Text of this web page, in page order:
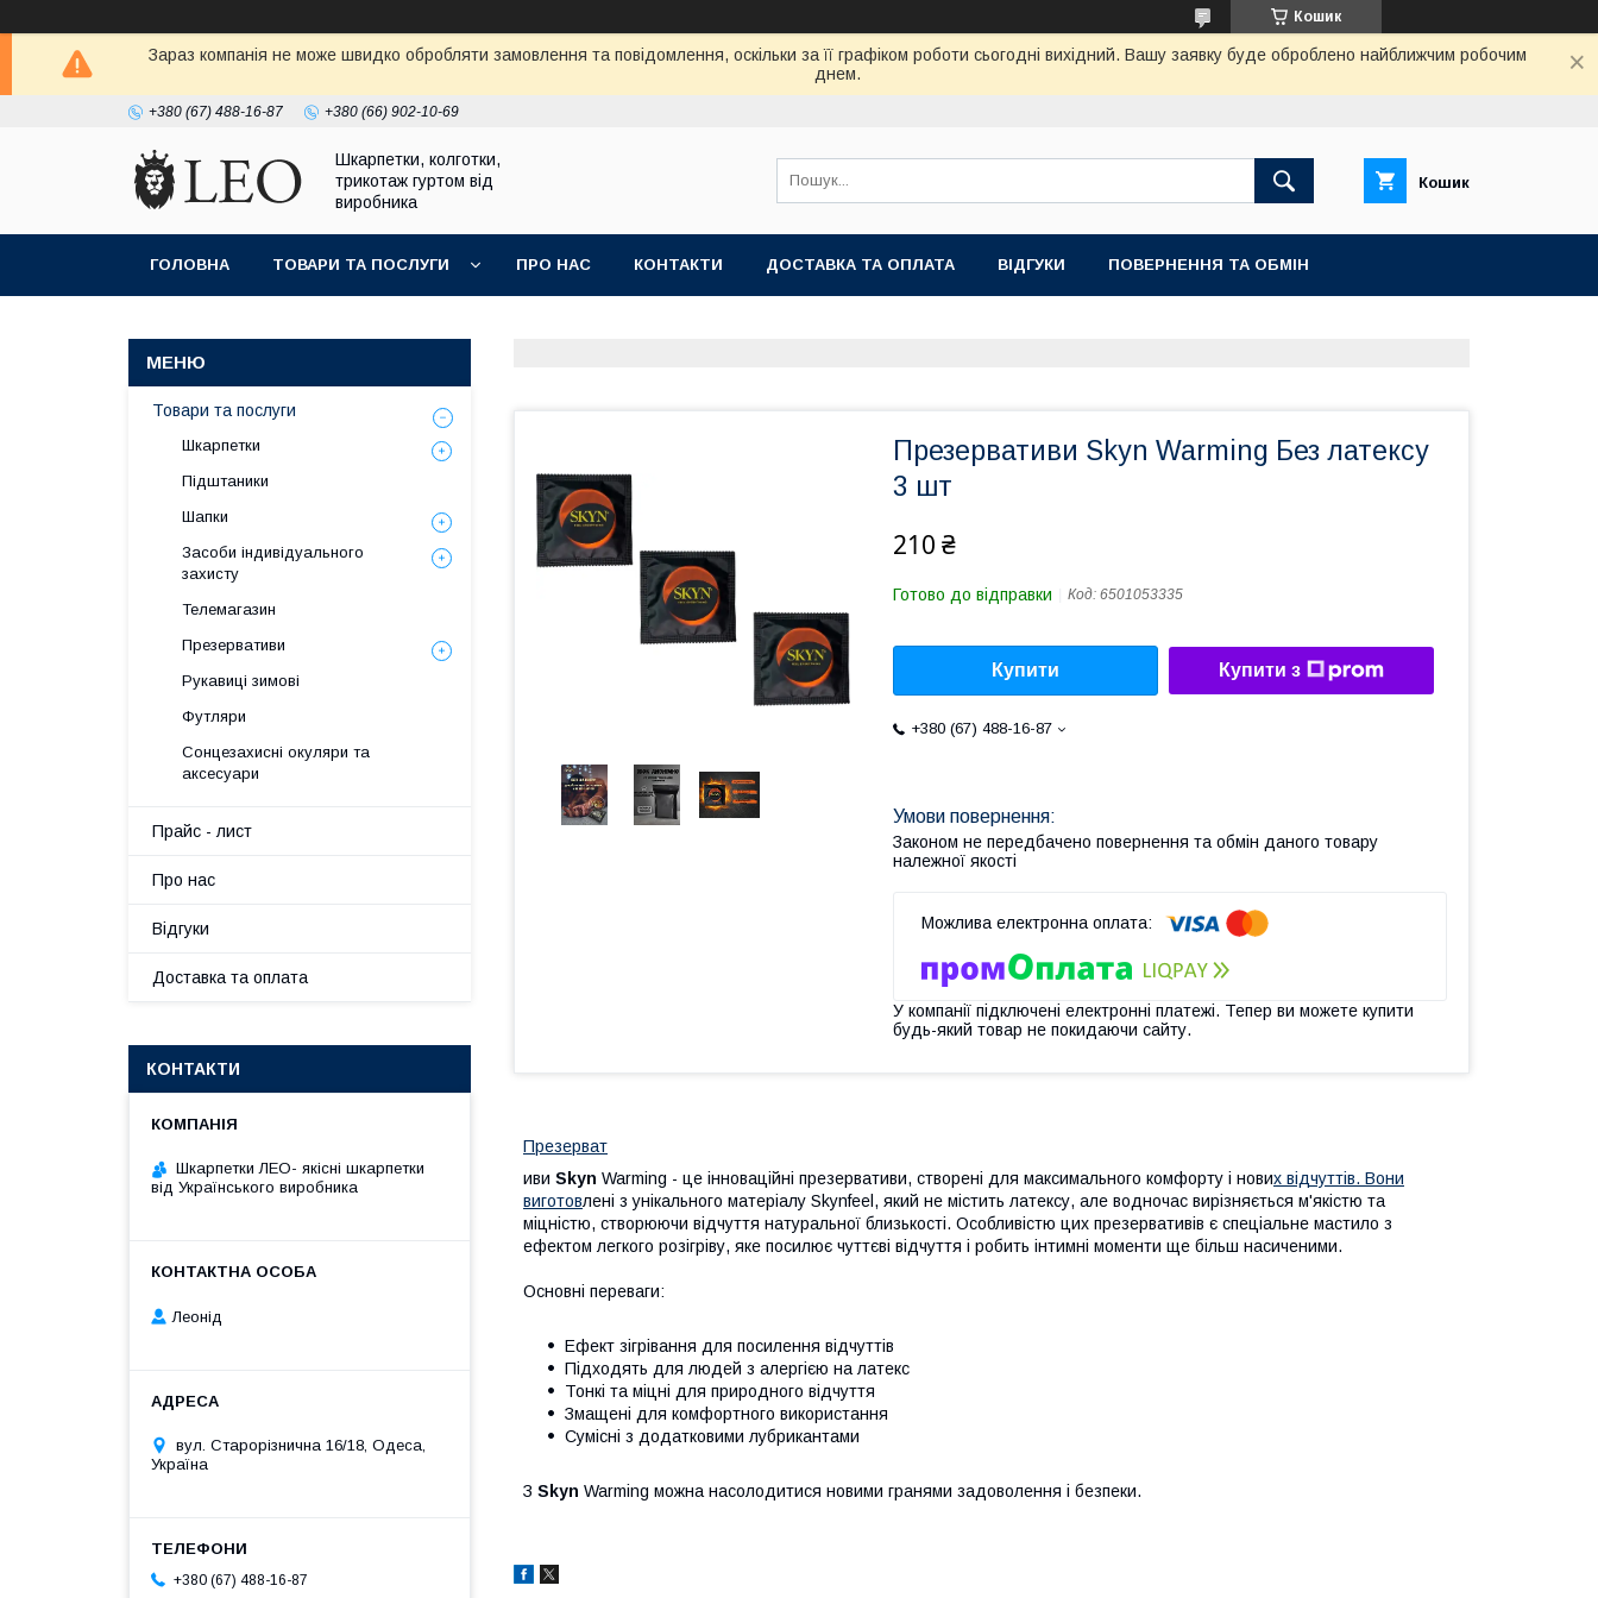
Кошик
Зараз компанія не може швидко обробляти замовлення та повідомлення, оскільки за її графіком роботи сьогодні вихідний. Вашу заявку буде оброблено найближчим робочим
днем.
+380 (67) 488-16-87 +380 (66) 902-10-69
Шкарпетки, колготки,
трикотаж гуртом від
виробника
Кошик
ГОЛОВНА ТОВАРИ ТА ПОСЛУГИ ПРО НАС КОНТАКТИ ДОСТАВКА ТА ОПЛАТА ВIДГУКИ ПОВЕРНЕННЯ ТА ОБМIН
Презервативи Skyn Warming Без латексу
3 шт
210 ₴
Готово до відправки Код: 6501053335
Купити Купити з
+380 (67) 488-16-87
Законом не передбачено повернення та обмін даного товару
належної якості
У компанії підключені електронні платежі. Тепер ви можете купити
будь-який товар не покидаючи сайту.
Презерват
иви Skyn Warming - це інноваційні презервативи, створені для максимального комфорту і нових відчуттів. Вони
виготовлені з унікального матеріалу Skynfeel, який не містить латексу, але водночас вирізняється м'якістю та
міцністю, створюючи відчуття натуральної близькості. Особливістю цих презервативів є спеціальне мастило з
ефектом легкого розігріву, яке посилює чуттєві відчуття і робить інтимні моменти ще більш насиченими.
Основні переваги:
Ефект зігрівання для посилення відчуттів
Підходять для людей з алергією на латекс
Тонкі та міцні для природного відчуття
Змащені для комфортного використання
Сумісні з додатковими лубрикантами
З Skyn Warming можна насолодитися новими гранями задоволення і безпеки.
Товари та послуги
Шкарпетки
Підштаники
Шапки
Засоби індивідуального
захисту
Телемагазин
Презервативи
Рукавиці зимові
Футляри
Сонцезахисні окуляри та
аксесуари
Прайс - лист
Про нас
Вiдгуки
Доставка та оплата
КОНТАКТИ
Шкарпетки ЛЕО- якісні шкарпетки
від Українського виробника
Леонід
вул. Старорізнична 16/18, Одеса,
Україна
+380 (67) 488-16-87